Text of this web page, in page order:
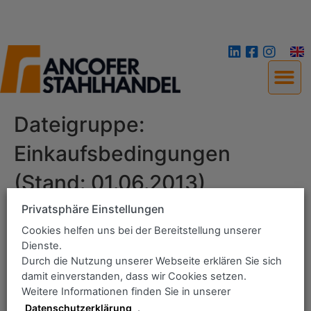
Dateigruppe:
Einkaufsbedingungen
(Stand: 01.06.2013)
Home
Lieferprogramm
Das Unternehmen
Qualitätsmanagement
Downloadbereich
Privatsphäre Einstellungen
Cookies helfen uns bei der Bereitstellung unserer
Dienste.
Durch die Nutzung unserer Webseite erklären Sie sich
damit einverstanden, dass wir Cookies setzen.
Weitere Informationen finden Sie in unserer
Datenschutzerklärung .